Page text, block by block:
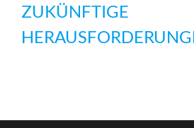
ZUKÜNFTIGE